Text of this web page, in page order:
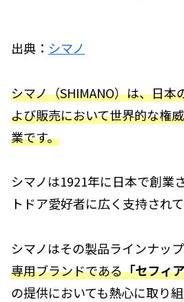
出典： シマノ
シマノ（SHIMANO）は、日本
よび販売において世界的な権
業です。
シマノは1921年に日本で創業
トドア愛好者に広く支持されて
シマノはその製品ラインナップ
専用ブランドである「セフィ
の提供においても熱心に取り組